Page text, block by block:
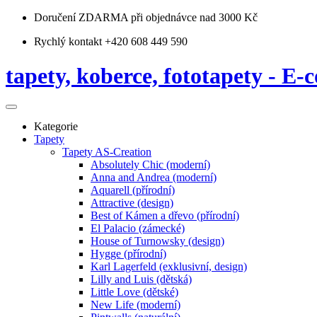
Doručení ZDARMA při objednávce nad 3000 Kč
Rychlý kontakt +420 608 449 590
tapety, koberce, fototapety - E-
Kategorie
Tapety
Tapety AS-Creation
Absolutely Chic (moderní)
Anna and Andrea (moderní)
Aquarell (přírodní)
Attractive (design)
Best of Kámen a dřevo (přírodní)
El Palacio (zámecké)
House of Turnowsky (design)
Hygge (přírodní)
Karl Lagerfeld (exklusivní, design)
Lilly and Luis (dětská)
Little Love (dětské)
New Life (moderní)